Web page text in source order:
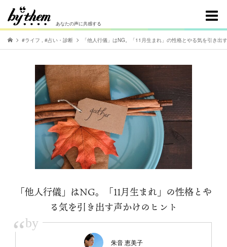
あなたの声に共感する
#ライフ , #占い・診断 「他人行儀」はNG。「11月生まれ」の性格とやる気を引き出
「他人行儀」はNG。「11月生まれ」の性格とや
る気を引き出す声かけのヒント
“by
朱音 恵美子